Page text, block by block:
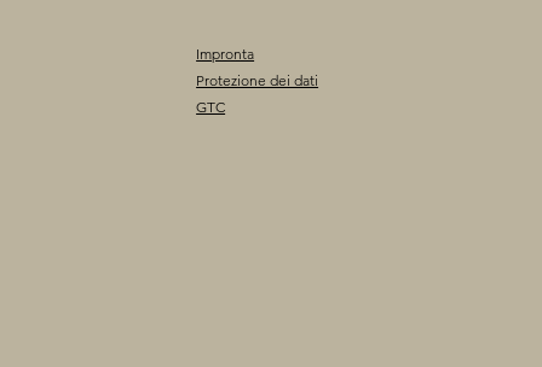
Impronta
Protezione dei dati
GTC